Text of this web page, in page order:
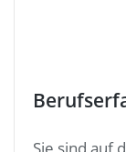
Sie sind auf